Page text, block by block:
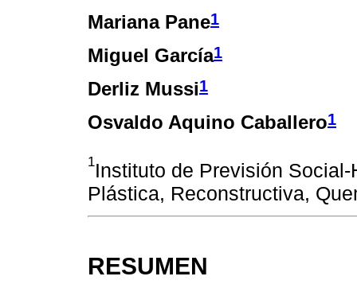
Mariana Pane1
Miguel García1
Derliz Mussi1
Osvaldo Aquino Caballero1
1Instituto de Previsión
Plástica, Reconstructiva,
RESUMEN